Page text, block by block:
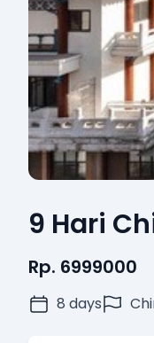
9 Hari
Rp. 6999000
8 days